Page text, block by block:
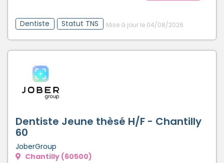
Dentiste Statut TNS Mise à jour le 04/08/2026
Dentiste Jeune thèsé H/F - Chantilly
60
JoberGroup
Chantilly (60500)